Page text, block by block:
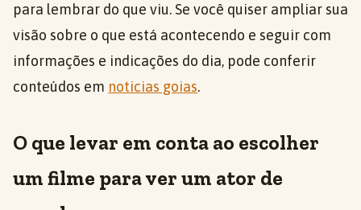
para lembrar do que viu. Se você quiser ampliar sua
visão sobre o que está acontecendo e seguir com
informações e indicações do dia, pode conferir
conteúdos em noticias goias.
O que levar em conta ao escolher
um filme para ver um ator de